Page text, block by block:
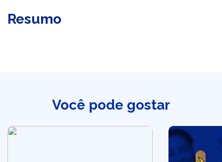
Resumo
Você pode gostar